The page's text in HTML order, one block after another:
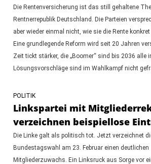
Die Rentenversicherung ist das still gehaltene
Rentnerrepublik Deutschland. Die Parteien
aber wieder einmal nicht, wie sie die Rente
Eine grundlegende Reform wird seit 20 Jahren
Zeit tickt stärker, die „Boomer“ sind bis 2036 alle
Lösungsvorschläge sind im Wahlkampf nicht
POLITIK
Linkspartei mit
verzeichnen beispiellose
Die Linke galt als politisch tot. Jetzt verzeichnet
Bundestagswahl am 23. Februar einen deutlichen
Mitgliederzuwachs. Ein Linksruck aus Sorge vor